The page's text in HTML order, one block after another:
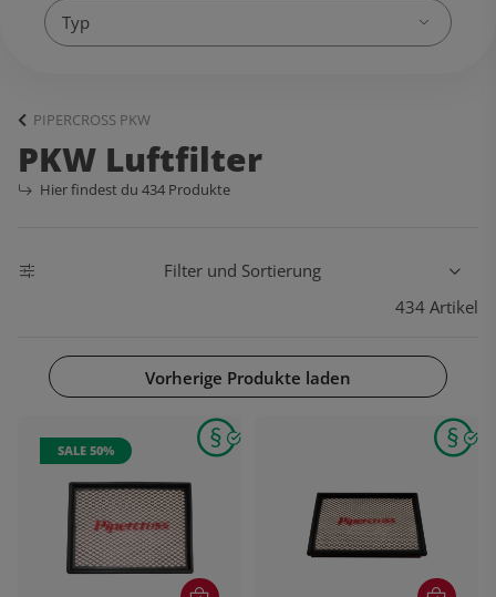
PIPERCROSS PKW
PKW Luftfilter
Hier findest du 434 Produkte
Filter und Sortierung
434 Artikel
Vorherige Produkte laden
SALE 50%